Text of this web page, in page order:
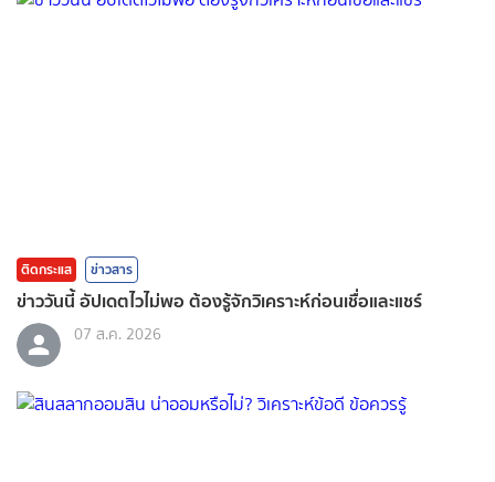
ติดกระแส ข่าวสาร
ข่าววันนี้ อัปเดตไวไม่พอ ต้องรู้จักวิเคราะห์ก่อนเชื่อและแชร์
07 ส.ค. 2026